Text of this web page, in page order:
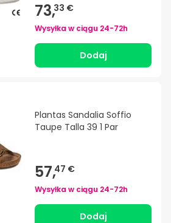
73,33 €
Wysyłka w ciągu 24-72h
Dodaj
Plantas Sandalia Soffio
Taupe Talla 39 1 Par
57,47 €
Wysyłka w ciągu 24-72h
Dodaj